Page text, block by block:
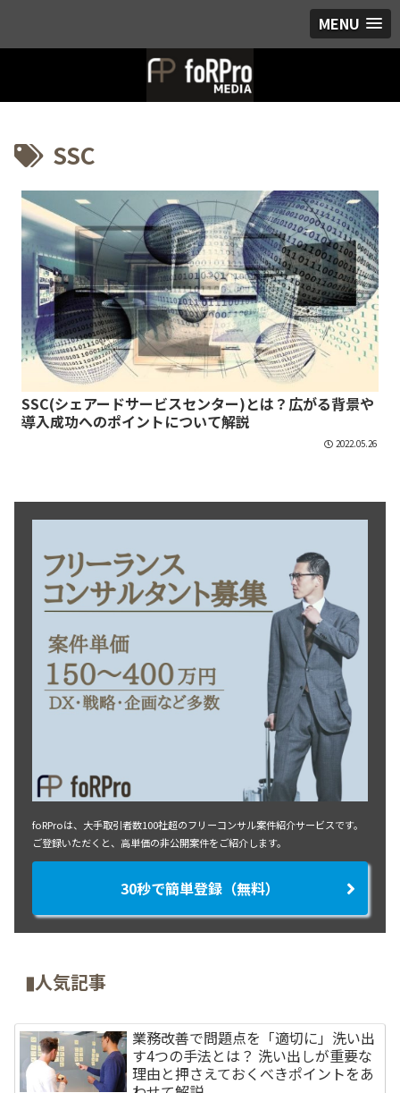
MENU
SSC
SSC(シェアードサービスセンター)とは？広がる背景や
導入成功へのポイントについて解説
2022.05.26
foRProは、大手取引者数100社超のフリーコンサル案件紹介サービスです。
ご登録いただくと、高単価の非公開案件をご紹介します。
30秒で簡単登録（無料）
▮人気記事
業務改善で問題点を「適切に」洗い出
す4つの手法とは？ 洗い出しが重要な
理由と押さえておくべきポイントをあ